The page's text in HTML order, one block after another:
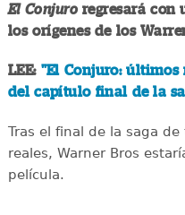
El Conjuro regresará con
los orígenes de los
LEE: "El Conjuro:
del capítulo final de la
Tras el final de la saga
reales, Warner Bros
película.